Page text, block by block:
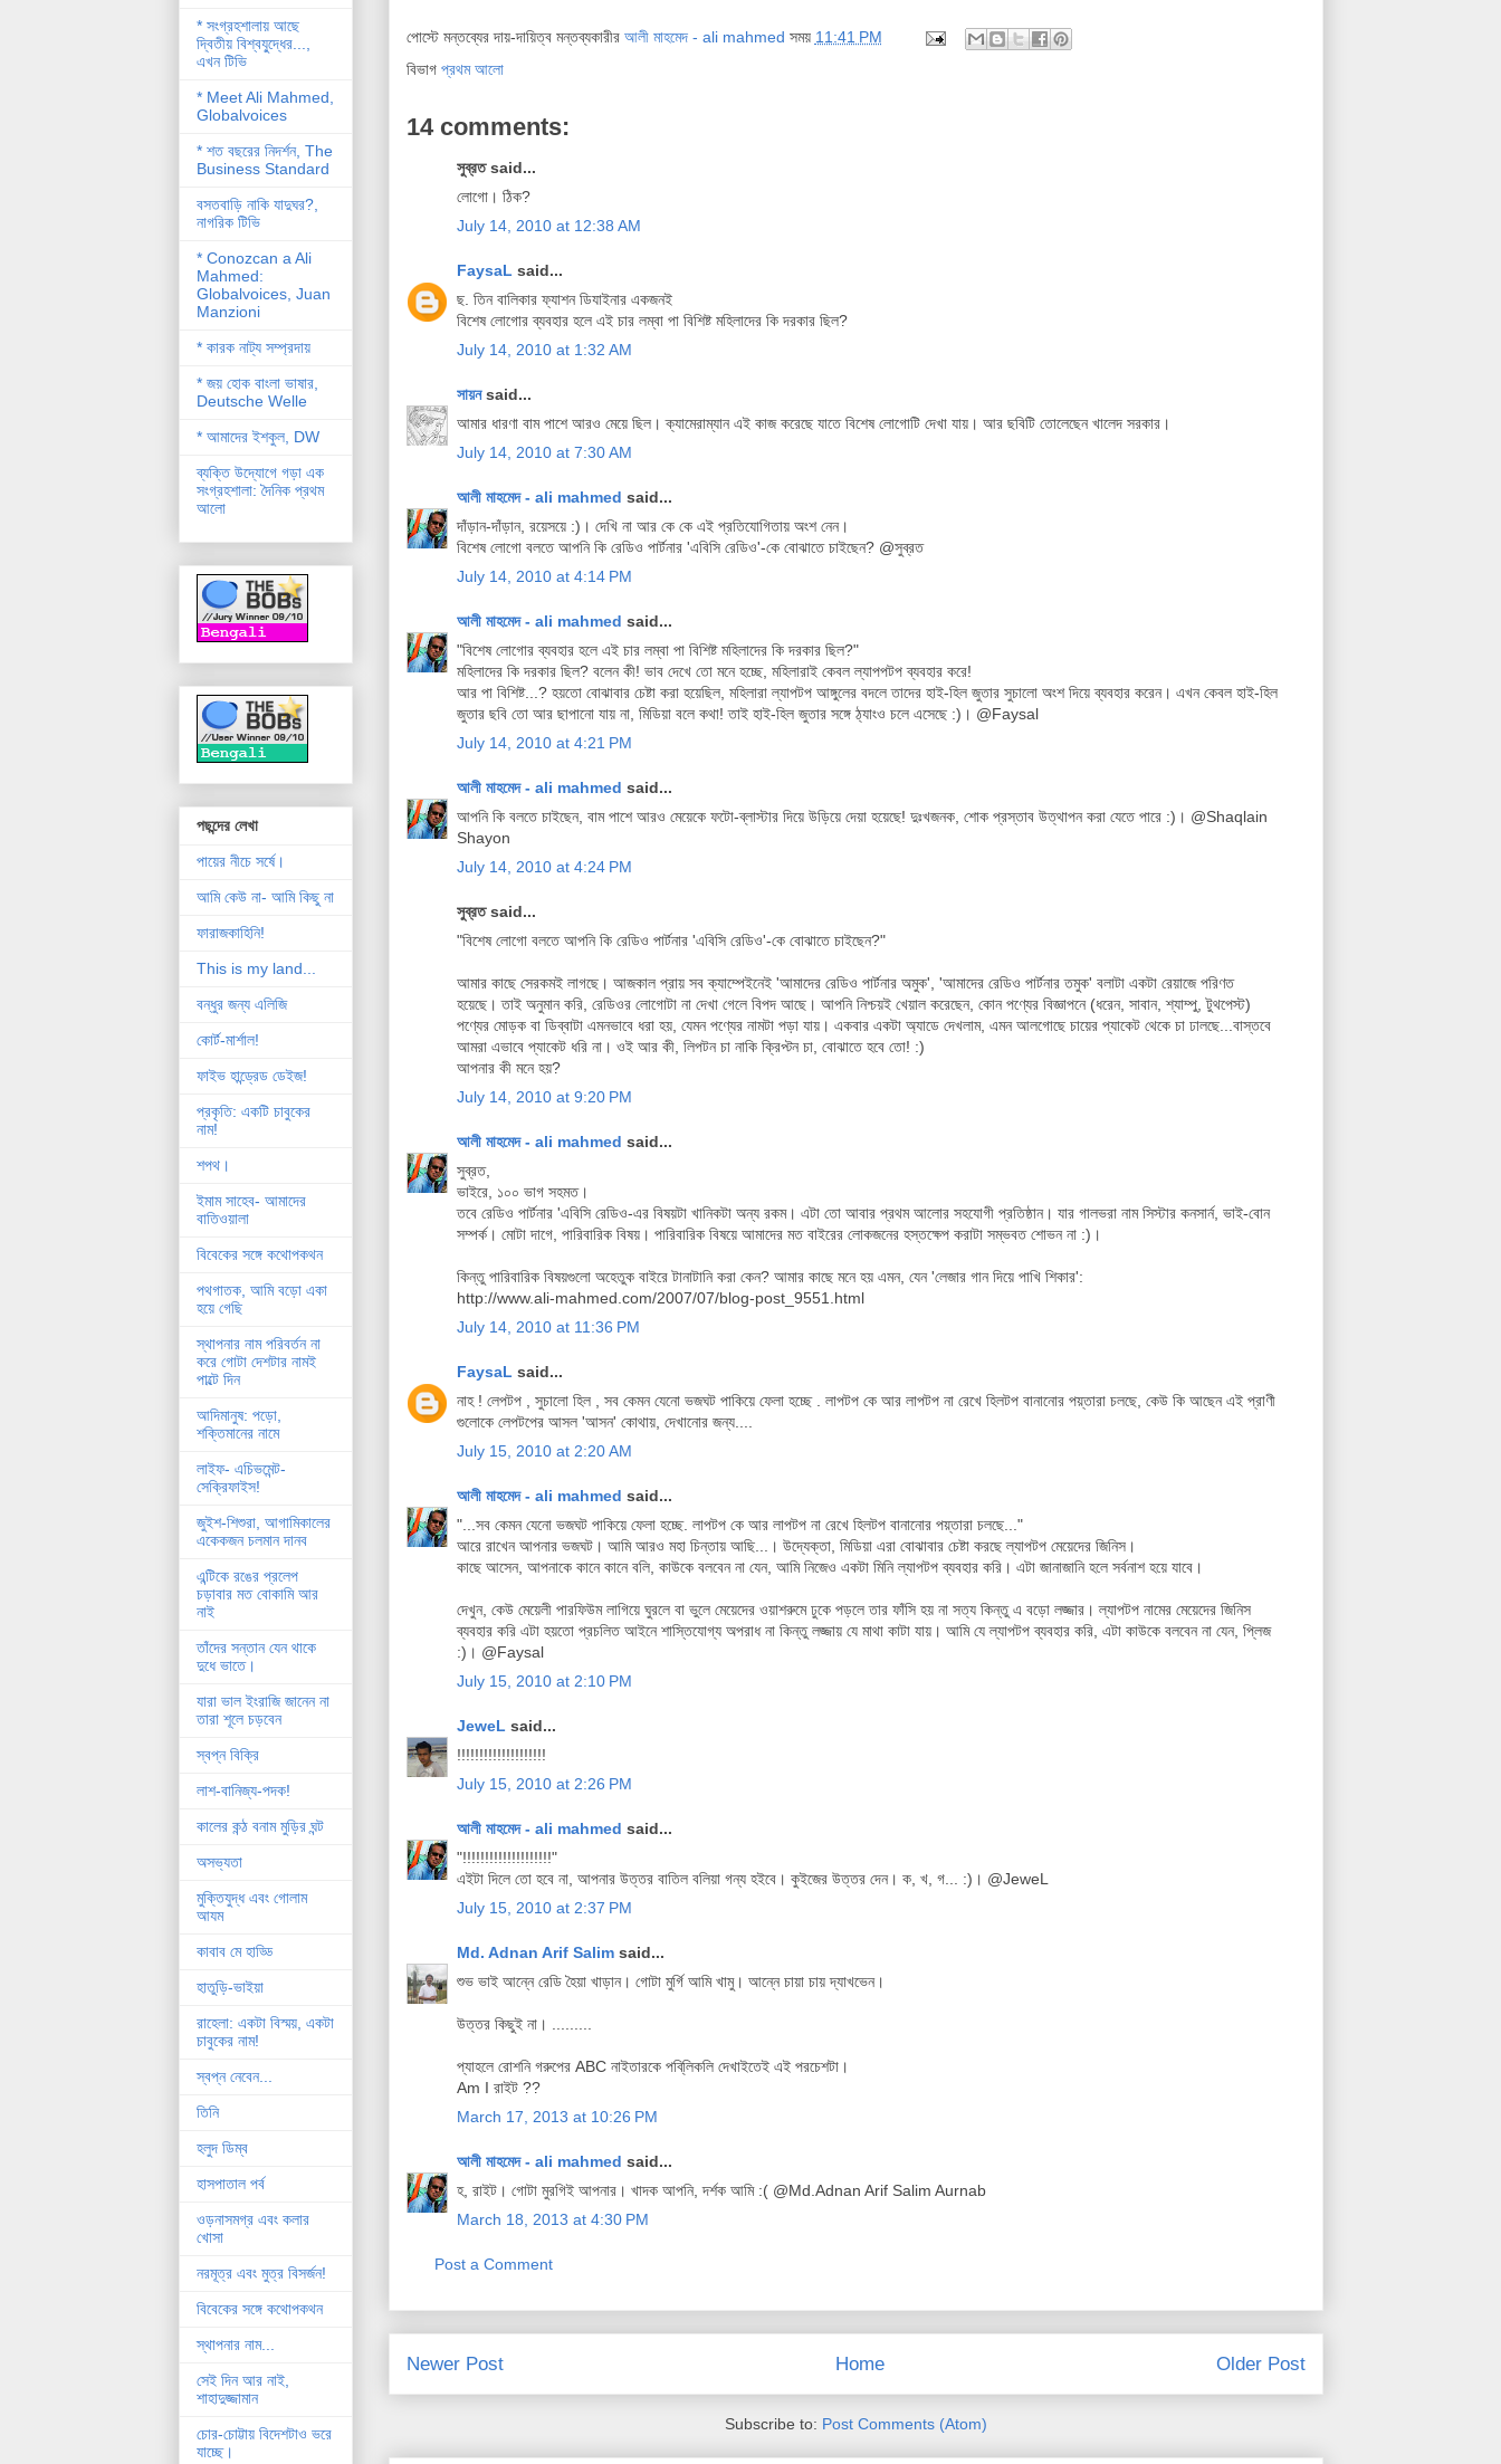
পোস্টে মন্তব্যের দায়-দায়িত্ব মন্তব্যকারীর আলী মাহমেদ - ali mahmed সময় 11:41 PM
বিভাগ প্রথম আলো
14 comments:
সুব্রত said...
লোগো। ঠিক?
July 14, 2010 at 12:38 AM
FaysaL said...
ছ. তিন বালিকার ফ্যাশন ডিযাইনার একজনই
বিশেষ লোগোর ব্যবহার হলে এই চার লম্বা পা বিশিষ্ট মহিলাদের কি দরকার ছিল?
July 14, 2010 at 1:32 AM
সায়নsaid...
আমার ধারণা বাম পাশে আরও মেয়ে ছিল। ক্যামেরাম্যান এই কাজ করেছে যাতে বিশেষ লোগোটি দেখা যায়। আর ছবিটি তোলেছেন খালেদ সরকার।
July 14, 2010 at 7:30 AM
আলী মাহমেদ - ali mahmed said...
দাঁড়ান-দাঁড়ান, রয়েসয়ে :)। দেখি না আর কে কে এই প্রতিযোগিতায় অংশ নেন।
বিশেষ লোগো বলতে আপনি কি রেডিও পার্টনার 'এবিসি রেডিও'-কে বোঝাতে চাইছেন? @সুব্রত
July 14, 2010 at 4:14 PM
আলী মাহমেদ - ali mahmed said...
"বিশেষ লোগোর ব্যবহার হলে এই চার লম্বা পা বিশিষ্ট মহিলাদের কি দরকার ছিল?"
মহিলাদের কি দরকার ছিল? বলেন কী! ভাব দেখে তো মনে হচ্ছে, মহিলারাই কেবল ল্যাপপটপ ব্যবহার করে!
আর পা বিশিষ্ট...? হয়তো বোঝাবার চেষ্টা করা হয়েছিল, মহিলারা ল্যাপটপ আঙ্গুলের বদলে তাদের হাই-হিল জুতার সুচালো অংশ দিয়ে ব্যবহার করেন। এখন কেবল হাই-হিল
জুতার ছবি তো আর ছাপানো যায় না, মিডিয়া বলে কথা! তাই হাই-হিল জুতার সঙ্গে ঠ্যাংও চলে এসেছে :)। @Faysal
July 14, 2010 at 4:21 PM
আলী মাহমেদ - ali mahmed said...
আপনি কি বলতে চাইছেন, বাম পাশে আরও মেয়েকে ফটো-ব্লাস্টার দিয়ে উড়িয়ে দেয়া হয়েছে! দুঃখজনক, শোক প্রস্তাব উত্থাপন করা যেতে পারে :)। @Shaqlain
Shayon
July 14, 2010 at 4:24 PM
সুব্রত said...
"বিশেষ লোগো বলতে আপনি কি রেডিও পার্টনার 'এবিসি রেডিও'-কে বোঝাতে চাইছেন?"
আমার কাছে সেরকমই লাগছে। আজকাল প্রায় সব ক্যাম্পেইনেই 'আমাদের রেডিও পার্টনার অমুক', 'আমাদের রেডিও পার্টনার তমুক' বলাটা একটা রেয়াজে পরিণত
হয়েছে। তাই অনুমান করি, রেডিওর লোগোটা না দেখা গেলে বিপদ আছে। আপনি নিশ্চয়ই খেয়াল করেছেন, কোন পণ্যের বিজ্ঞাপনে (ধরেন, সাবান, শ্যাম্পু, টুথপেস্ট)
পণ্যের মোড়ক বা ডিব্বাটা এমনভাবে ধরা হয়, যেমন পণ্যের নামটা পড়া যায়। একবার একটা অ্যাডে দেখলাম, এমন আলগোছে চায়ের প্যাকেট থেকে চা ঢালছে...বাস্তবে
আমরা এভাবে প্যাকেট ধরি না। ওই আর কী, লিপটন চা নাকি ক্রিপ্টন চা, বোঝাতে হবে তো! :)
আপনার কী মনে হয়?
July 14, 2010 at 9:20 PM
আলী মাহমেদ - ali mahmed said...
সুব্রত,
ভাইরে, ১০০ ভাগ সহমত।
তবে রেডিও পার্টনার 'এবিসি রেডিও-এর বিষয়টা খানিকটা অন্য রকম। এটা তো আবার প্রথম আলোর সহযোগী প্রতিষ্ঠান। যার গালভরা নাম সিস্টার কনসার্ন, ভাই-বোন
সম্পর্ক। মোটা দাগে, পারিবারিক বিষয়। পারিবারিক বিষয়ে আমাদের মত বাইরের লোকজনের হস্তক্ষেপ করাটা সম্ভবত শোভন না :)।
কিন্তু পারিবারিক বিষয়গুলো অহেতুক বাইরে টানাটানি করা কেন? আমার কাছে মনে হয় এমন, যেন 'লেজার গান দিয়ে পাখি শিকার':
http://www.ali-mahmed.com/2007/07/blog-post_9551.html
July 14, 2010 at 11:36 PM
FaysaL said...
নাহ ! লেপটপ , সুচালো হিল , সব কেমন যেনো ভজঘট পাকিয়ে ফেলা হচ্ছে . লাপটপ কে আর লাপটপ না রেখে হিলটপ বানানোর পয়্তারা চলছে, কেউ কি আছেন এই প্রাণী
গুলোকে লেপটপের আসল 'আসন' কোথায়, দেখানোর জন্য....
July 15, 2010 at 2:20 AM
আলী মাহমেদ - ali mahmed said...
"...সব কেমন যেনো ভজঘট পাকিয়ে ফেলা হচ্ছে. লাপটপ কে আর লাপটপ না রেখে হিলটপ বানানোর পয়্তারা চলছে..."
আরে রাখেন আপনার ভজঘট। আমি আরও মহা চিন্তায় আছি...। উদ্যেক্তা, মিডিয়া এরা বোঝাবার চেষ্টা করছে ল্যাপটপ মেয়েদের জিনিস।
কাছে আসেন, আপনাকে কানে কানে বলি, কাউকে বলবেন না যেন, আমি নিজেও একটা মিনি ল্যাপটপ ব্যবহার করি। এটা জানাজানি হলে সর্বনাশ হয়ে যাবে।
দেখুন, কেউ মেয়েলী পারফিউম লাগিয়ে ঘুরলে বা ভুলে মেয়েদের ওয়াশরুমে ঢুকে পড়লে তার ফাঁসি হয় না সত্য কিন্তু এ বড়ো লজ্জার। ল্যাপটপ নামের মেয়েদের জিনিস
ব্যবহার করি এটা হয়তো প্রচলিত আইনে শাস্তিযোগ্য অপরাধ না কিন্তু লজ্জায় যে মাথা কাটা যায়। আমি যে ল্যাপটপ ব্যবহার করি, এটা কাউকে বলবেন না যেন, প্লিজ
:)। @Faysal
July 15, 2010 at 2:10 PM
JeweL said...
!!!!!!!!!!!!!!!!!!!!
July 15, 2010 at 2:26 PM
আলী মাহমেদ - ali mahmed said...
"!!!!!!!!!!!!!!!!!!!!"
এইটা দিলে তো হবে না, আপনার উত্তর বাতিল বলিয়া গন্য হইবে। কুইজের উত্তর দেন। ক, খ, গ... :)। @JeweL
July 15, 2010 at 2:37 PM
Md. Adnan Arif Salimsaid...
শুভ ভাই আন্নে রেডি হৈয়া খাড়ান। গোটা মুর্গি আমি খামু। আন্নে চায়া চায় দ্যাখভেন।
উত্তর কিছুই না। .........
প্যাহলে রোশনি গরুপের ABC নাইতারকে পবি্লিকলি দেখাইতেই এই পরচেশটা।
Am I রাইট ??
March 17, 2013 at 10:26 PM
আলী মাহমেদ - ali mahmed said...
হ, রাইট। গোটা মুরগিই আপনার। খাদক আপনি, দর্শক আমি :( @Md.Adnan Arif Salim Aurnab
March 18, 2013 at 4:30 PM
Post a Comment
Newer Post Older Post
Home
Subscribe to: Post Comments (Atom)
* সংগ্রহশালায় আছে
দ্বিতীয় বিশ্বযু্দ্ধের...,
এখন টিভি
* Meet Ali Mahmed,
Globalvoices
* শত বছরের নিদর্শন, The
Business Standard
বসতবাড়ি নাকি যাদুঘর?,
নাগরিক টিভি
* Conozcan a Ali
Mahmed:
Globalvoices, Juan
Manzioni
* কারক নাট্য সম্প্রদায়
* জয় হোক বাংলা ভাষার,
Deutsche Welle
* আমাদের ইশকুল, DW
ব্যক্তি উদ্যোগে গড়া এক
সংগ্রহশালা: দৈনিক প্রথম
আলো
পছন্দের লেখা
পায়ের নীচে সর্ষে।
আমি কেউ না- আমি কিছু না
ফারাজকাহিনি!
This is my land...
বন্ধুর জন্য এলিজি
কোর্ট-মার্শাল!
ফাইভ হান্ড্রেড ডেইজ!
প্রকৃতি: একটি চাবুকের
নাম!
শপথ।
ইমাম সাহেব- আমাদের
বাতিওয়ালা
বিবেকের সঙ্গে কথোপকথন
পথগাতক, আমি বড়ো একা
হয়ে গেছি
স্থাপনার নাম পরিবর্তন না
করে গোটা দেশটার নামই
পাল্টে দিন
আদিমানুষ: পড়ো,
শক্তিমানের নামে
লাইফ- এচিভমেন্ট-
সেক্রিফাইস!
জুইশ-শিশুরা, আগামিকালের
একেকজন চলমান দানব
এন্টিকে রঙের প্রলেপ
চড়াবার মত বোকামি আর
নাই
তাঁদের সন্তান যেন থাকে
দুধে ভাতে।
যারা ভাল ইংরাজি জানেন না
তারা শূলে চড়বেন
স্বপ্ন বিক্রি
লাশ-বানিজ্য-পদক!
কালের কন্ঠ বনাম মুড়ির ঘন্ট
অসভ্যতা
মুক্তিযুদ্ধ এবং গোলাম
আযম
কাবাব মে হাড্ডি
হাতুড়ি-ভাইয়া
রাহেলা: একটা বিস্ময়, একটা
চাবুকের নাম!
স্বপ্ন নেবেন...
তিনি
হলুদ ডিম্ব
হাসপাতাল পর্ব
ওড়নাসমগ্র এবং কলার
খোসা
নরমূত্র এবং মুত্র বিসর্জন!
বিবেকের সঙ্গে কথোপকথন
স্থাপনার নাম...
সেই দিন আর নাই,
শাহাদুজ্জামান
চোর-চোট্টায় বিদেশটাও ভরে
যাচ্ছে।